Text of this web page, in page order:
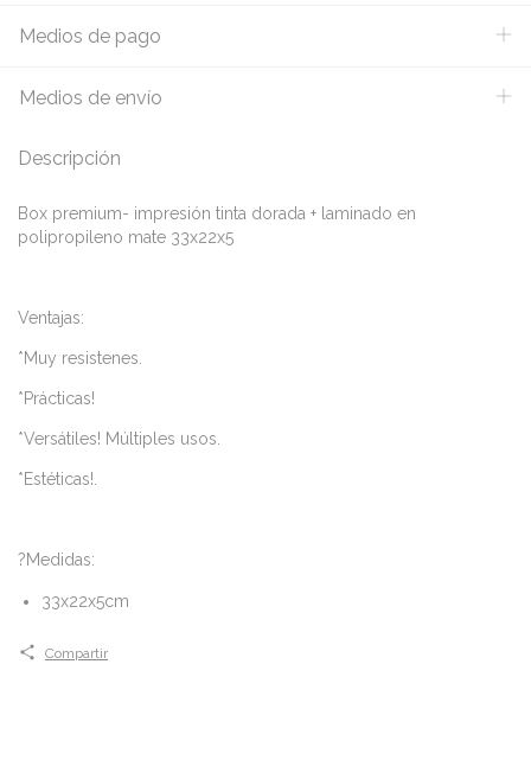
Medios de pago
Medios de envío
Descripción
Box premium- impresión tinta dorada + laminado en
polipropileno mate 33x22x5
Ventajas:
*Muy resistenes.
*Prácticas!
*Versátiles! Múltiples usos.
*Estéticas!.
?Medidas:
33x22x5cm
Compartir